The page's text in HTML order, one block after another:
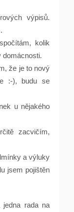
výpisů.
kolik
domácnosti.
že je to nový
:-), budu se
u nějakého
zacvičím,
a výluky
jsem pojištěn
jedna rada na